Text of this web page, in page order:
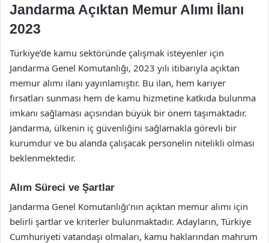
Jandarma Açıktan Memur Alımı İlanı
2023
Türkiye’de kamu sektöründe çalışmak isteyenler için
Jandarma Genel Komutanlığı, 2023 yılı itibarıyla açıktan
memur alımı ilanı yayınlamıştır. Bu ilan, hem kariyer
fırsatları sunması hem de kamu hizmetine katkıda bulunma
imkanı sağlaması açısından büyük bir önem taşımaktadır.
Jandarma, ülkenin iç güvenliğini sağlamakla görevli bir
kurumdur ve bu alanda çalışacak personelin nitelikli olması
beklenmektedir.
Alım Süreci ve Şartlar
Jandarma Genel Komutanlığı’nın açıktan memur alımı için
belirli şartlar ve kriterler bulunmaktadır. Adayların, Türkiye
Cumhuriyeti vatandaşı olmaları, kamu haklarından mahrum